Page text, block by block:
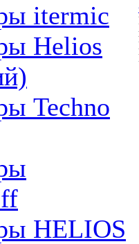
itermic
Helios
Techno
HELIOS